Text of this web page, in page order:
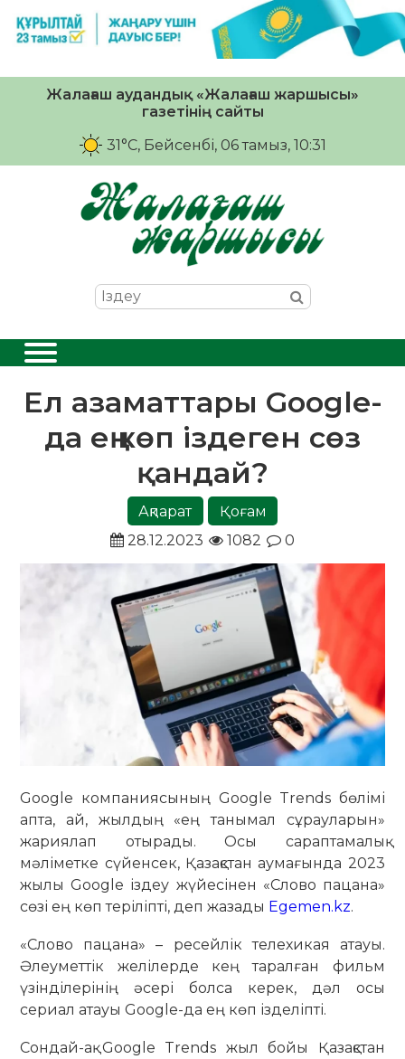
Жалағаш аудандық «Жалағаш жаршысы»
газетінің сайты
31°C, Бейсенбі, 06 тамыз, 10:31
Ел азаматтары Google-
да ең көп іздеген сөз
қандай?
Ақпарат
Қоғам
28.12.2023
1082 0
Google компаниясының Google Trends бөлімі
апта, ай, жылдың «ең танымал сұрауларын»
жариялап отырады. Осы сараптамалық
мәліметке сүйенсек, Қазақстан аумағында 2023
жылы Google іздеу жүйесінен «Слово пацана»
сөзі ең көп теріліпті, деп жазады Egemen.kz.
«Слово пацана» – ресейлік телехикая атауы.
Әлеуметтік желілерде кең таралған фильм
үзінділерінің әсері болса керек, дәл осы
сериал атауы Google-да ең көп ізделіпті.
Сондай-ақ Google Trends жыл бойы Қазақстан